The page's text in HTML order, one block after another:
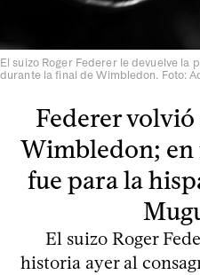
El suizo Roger Federer le devuelve la
durante la final de Wimbledon. Foto:
Federer
Wimbledon;
fue para la
El suizo Roger
historia ayer al